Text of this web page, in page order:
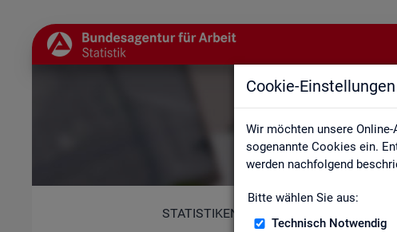
Cookie-Einstellungen
Wir möchten unsere
sogenannte Cookies ein.
werden nachfolgend
Bitte wählen Sie aus:
Technisch Notwendig
STATISTIKEN